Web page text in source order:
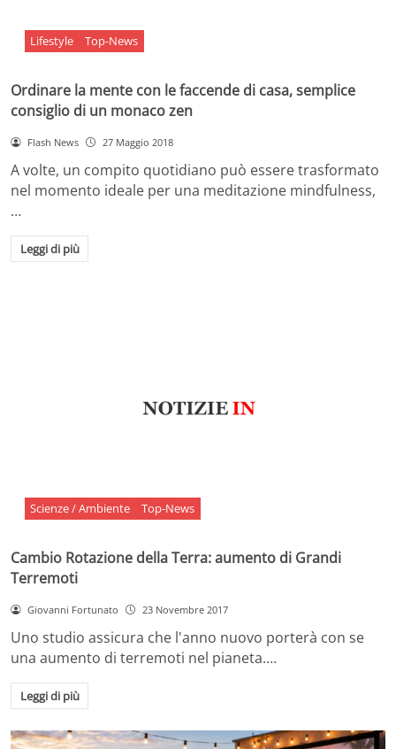
Lifestyle Top-News
Ordinare la mente con le faccende di casa, semplice
consiglio di un monaco zen
Flash News 27 Maggio 2018
A volte, un compito quotidiano può essere trasformato
nel momento ideale per una meditazione mindfulness,
…
Leggi di più
Scienze / Ambiente Top-News
Cambio Rotazione della Terra: aumento di Grandi
Terremoti
Giovanni Fortunato 23 Novembre 2017
Uno studio assicura che l'anno nuovo porterà con se
una aumento di terremoti nel pianeta.…
Leggi di più